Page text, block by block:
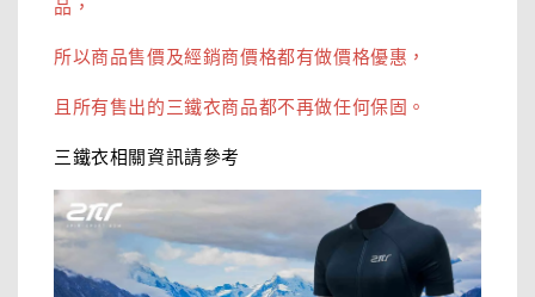
品，
所以商品售價及經銷商價格都有做價格優惠，
且所有售出的三鐵衣商品都不再做任何保固。
三鐵衣相關資訊請參考